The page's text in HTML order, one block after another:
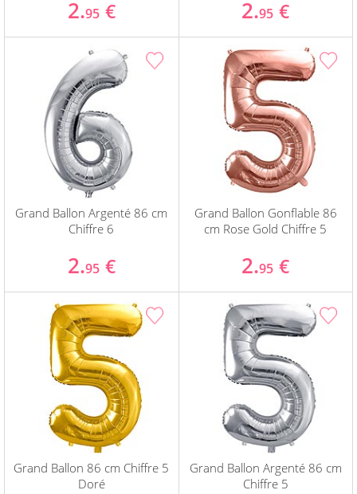
2.95 € 2.95 €
Grand Ballon Argenté 86 cm
Chiffre 6
2.95 €
Grand Ballon Gonflable 86
cm Rose Gold Chiffre 5
2.95 €
Grand Ballon 86 cm Chiffre 5
Doré
Grand Ballon Argenté 86 cm
Chiffre 5